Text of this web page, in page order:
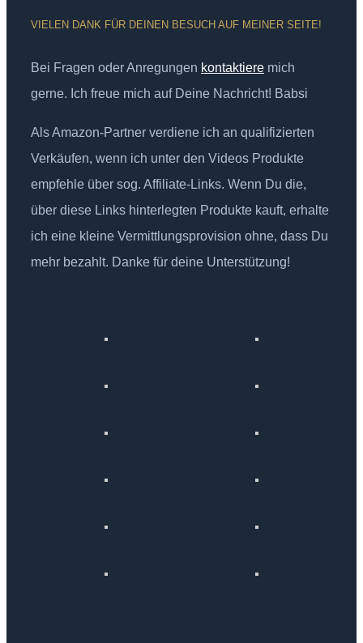
VIELEN DANK FÜR DEINEN BESUCH AUF MEINER SEITE!
Bei Fragen oder Anregungen kontaktiere mich
gerne. Ich freue mich auf Deine Nachricht! Babsi
Als Amazon-Partner verdiene ich an qualifizierten
Verkäufen, wenn ich unter den Videos Produkte
empfehle über sog. Affiliate-Links. Wenn Du die,
über diese Links hinterlegten Produkte kauft, erhalte
ich eine kleine Vermittlungsprovision ohne, dass Du
mehr bezahlt. Danke für deine Unterstützung!